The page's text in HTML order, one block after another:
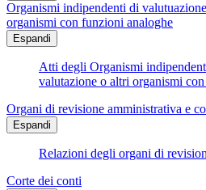
Organismi indipendenti di
organismi con funzioni analoghe
Espandi
Atti degli Organismi
valutazione o altri organismi
Organi di revisione amministrativa e
Espandi
Relazioni degli organi di
Corte dei conti